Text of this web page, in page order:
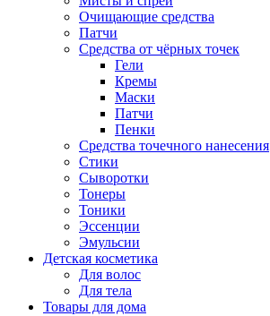
Очищающие средства
Патчи
Средства от чёрных точек
Гели
Кремы
Маски
Патчи
Пенки
Средства точечного нанесения
Стики
Сыворотки
Тонеры
Тоники
Эссенции
Эмульсии
Детская косметика
Для волос
Для тела
Товары для дома